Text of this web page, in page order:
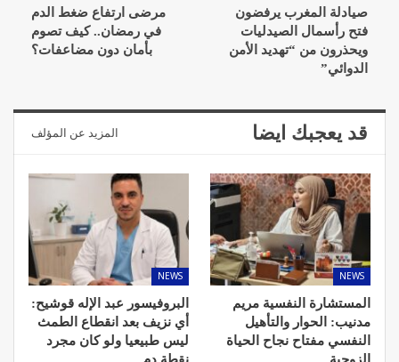
صيادلة المغرب يرفضون
فتح رأسمال الصيدليات
ويحذرون من “تهديد الأمن
الدوائي”
مرضى ارتفاع ضغط الدم
في رمضان.. كيف تصوم
بأمان دون مضاعفات؟
قد يعجبك ايضا المزيد عن المؤلف
NEWS
المستشارة النفسية مريم
مدنيب: الحوار والتأهيل
النفسي مفتاح نجاح الحياة
NEWS
البروفيسور عبد الإله قوشيح:
أي نزيف بعد انقطاع الطمث
ليس طبيعيا ولو كان مجرد